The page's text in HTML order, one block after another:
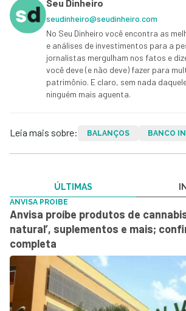
Seu Dinheiro
seudinheiro@seudinheiro.com
No Seu Dinheiro você encontra as
e análises de investimentos para a
jornalistas mergulham nos fatos e
você deve (e não deve) fazer para
patrimônio. E claro, sem nada
ninguém mais aguenta.
Leia mais sobre: BALANÇOS BANCO
ÚLTIMAS
ANVISA PROIBE
Anvisa proíbe produtos de
natural’, suplementos e mais;
completa